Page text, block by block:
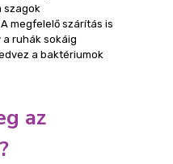
szagok
megfelelő szárítás is
ruhák sokáig
a baktériumok
az